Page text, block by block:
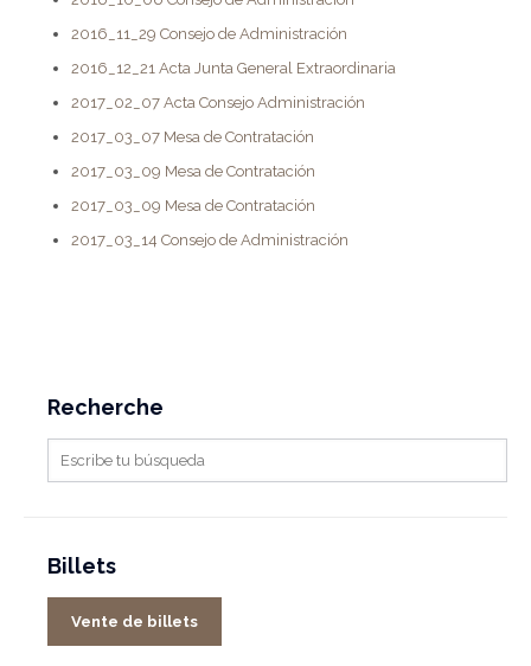
2016_11_29 Consejo de Administración
2016_12_21 Acta Junta General Extraordinaria
2017_02_07 Acta Consejo Administración
2017_03_07 Mesa de Contratación
2017_03_09 Mesa de Contratación
2017_03_09 Mesa de Contratación
2017_03_14 Consejo de Administración
Recherche
Billets
Vente de billets